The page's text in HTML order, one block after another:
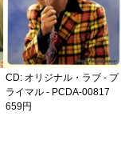
CD: オリジナル・ラブ - プ
ライマル - PCDA-00817
659円